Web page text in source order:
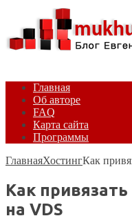
Главная
Об авторе
FAQ
Карта сайта
Программы
ГлавнаяХостингКак
Как
на VDS